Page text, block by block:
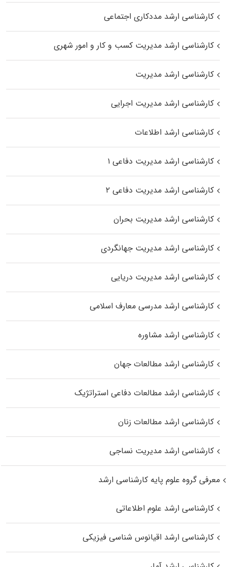
کارشناسی ارشد مددکاری اجتماعی
کارشناسی ارشد مدیریت کسب و کار و امور شهری
کارشناسی ارشد مدیریت
کارشناسی ارشد مدیریت اجرایی
کارشناسی ارشد اطلاعات
کارشناسی ارشد مدیریت دفاعی ۱
کارشناسی ارشد مدیریت دفاعی ۲
کارشناسی ارشد مدیریت بحران
کارشناسی ارشد مدیریت جهانگردی
کارشناسی ارشد مدیریت دریایی
کارشناسی ارشد مدرسی معارف اسلامی
کارشناسی ارشد مشاوره
کارشناسی ارشد مطالعات جهان
کارشناسی ارشد مطالعات دفاعی استراتژیک
کارشناسی ارشد مطالعات زنان
کارشناسی ارشد مدیریت نساجی
معرفی گروه علوم پایه کارشناسی ارشد
کارشناسی ارشد علوم اطلاعاتی
کارشناسی ارشد اقیانوس‌ شناسی فیزیکی